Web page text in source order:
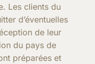
Les clients du
d’éventuelles
de leur
du pays de
préparées et